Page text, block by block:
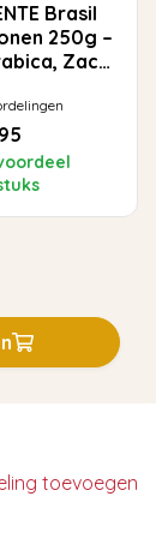
Brasil
250g –
Zacht
toevoegen